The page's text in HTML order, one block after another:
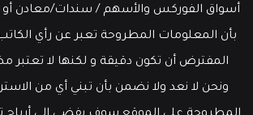
أسواق الفوركس والأسهم / سندات/معادن أو
بأن المعلومات المطروحة تعبر عن رأي
المفترض أن تكون دقيقة و لكنها لا تعتبر
ونحن لا نعد ولا نضمن بأن تبني أي من